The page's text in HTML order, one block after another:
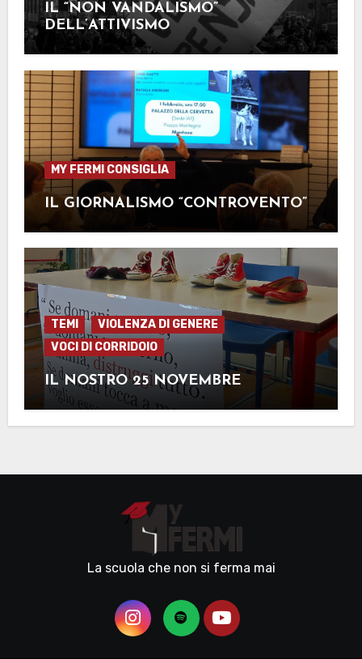
IL “NON VANDALISMO”
DELL’ATTIVISMO
MY FERMI CONSIGLIA
IL GIORNALISMO “CONTROVENTO”
TEMI
VIOLENZA DI GENERE
VOCI DI CORRIDOIO
IL NOSTRO 25 NOVEMBRE
La scuola che non si ferma mai